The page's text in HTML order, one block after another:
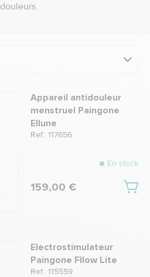
douleurs.
Appareil antidouleur
menstruel Paingone
Ellune
Ref.: 117656
En stock
159,00 €
Electrostimulateur
Paingone Fllow Lite
Ref.: 115559